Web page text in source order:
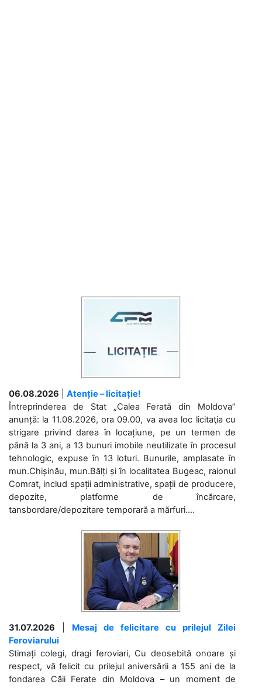
06.08.2026
Atenție – licitație!
Întreprinderea de Stat „Calea Ferată din Moldova”
anunță: la 11.08.2026, ora 09.00, va avea loc licitaţia cu
strigare privind darea în locațiune, pe un termen de
până la 3 ani, a 13 bunuri imobile neutilizate în procesul
tehnologic, expuse în 13 loturi. Bunurile, amplasate în
mun.Chișinău, mun.Bălți și în localitatea Bugeac, raionul
Comrat, includ spații administrative, spații de producere,
depozite, platforme de încărcare,
tansbordare/depozitare temporară a mărfuri....
31.07.2026
Mesaj de felicitare cu prilejul Zilei
Feroviarului
Stimați colegi, dragi feroviari, Cu deosebită onoare și
respect, vă felicit cu prilejul aniversării a 155 ani de la
fondarea Căii Ferate din Moldova – un moment de